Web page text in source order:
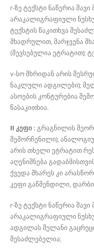
r-ზე ტექსტი ნაწერია
არაკალიგრაფიული
ტექსტის წაკითხვა
მხადრულით, მარჯვენა
(შევსებულია ეტრატით);
v-სო მხრიდან არის
ნაკლული ადგილები);
ასოების კონტურებია
წასაკითხია.
II კეფი : გრაგნილის
შემორჩენილი),
არის თხელი ეტრატით
აღენიშნება
ქვედა მხარეს კი
კეფი გაწმენდილი,
r-ზე ტექსტი ნაწერია
არაკალიგრაფიული
ადგილას მელანი
შესაძლებელია;